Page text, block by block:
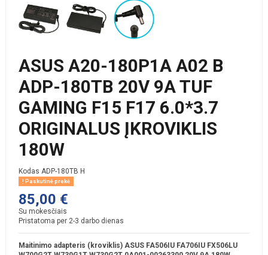
ASUS A20-180P1A A02 B
ADP-180TB 20V 9A TUF
GAMING F15 F17 6.0*3.7
ORIGINALUS ĮKROVIKLIS
180W
Kodas ADP-180TB H
Paskutinė prekė
85,00 €
Su mokesčiais
Pristatoma per 2-3 darbo dienas
Maitinimo adapteris (kroviklis) ASUS FA506IU FA706IU FX506LU